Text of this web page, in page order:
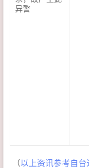
异警
（以上资讯参考自